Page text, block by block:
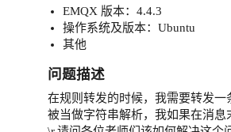
EMQX 版本：4.4.3
操作系统及版本：Ubuntu
其他
问题描述
在规则转发的时候，我需要转发
被当做字符串解析，我如果在消